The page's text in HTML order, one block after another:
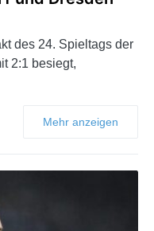
des 24. Spieltags der
2:1 besiegt,
Mehr anzeigen